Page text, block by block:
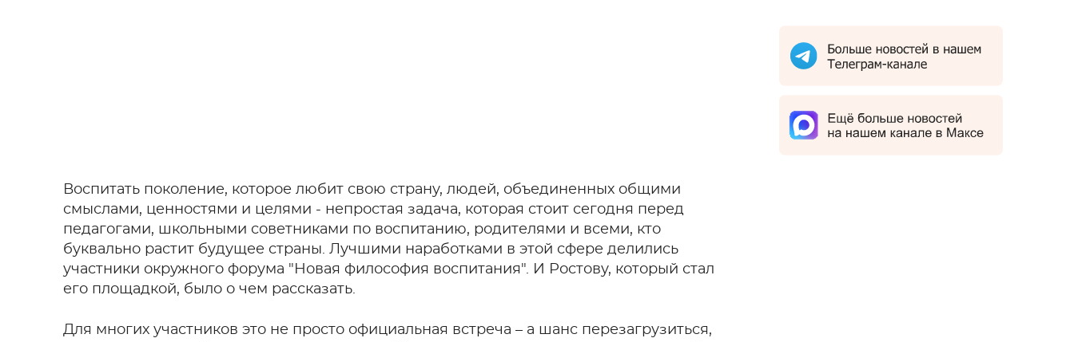
Воспитать поколение, которое любит свою страну, людей, объединенных общими
смыслами, ценностями и целями - непростая задача, которая стоит сегодня перед
педагогами, школьными советниками по воспитанию, родителями и всеми, кто
буквально растит будущее страны. Лучшими наработками в этой сфере делились
участники окружного форума "Новая философия воспитания". И Ростову, который стал
его площадкой, было о чем рассказать.
Для многих участников это не просто официальная встреча – а шанс перезагрузиться,